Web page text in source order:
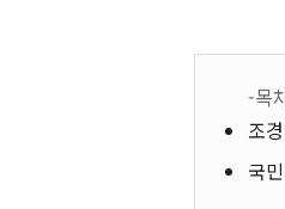
-목
조
국